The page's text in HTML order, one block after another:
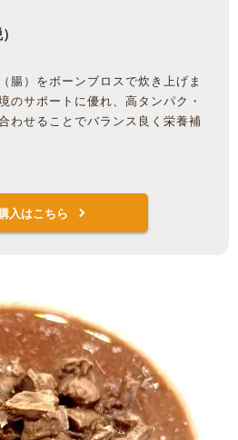
腸）をボーンブロスで炊き上げま
のサポートに優れ、高タンパク・
わせることでバランス良く栄養補
入はこちら